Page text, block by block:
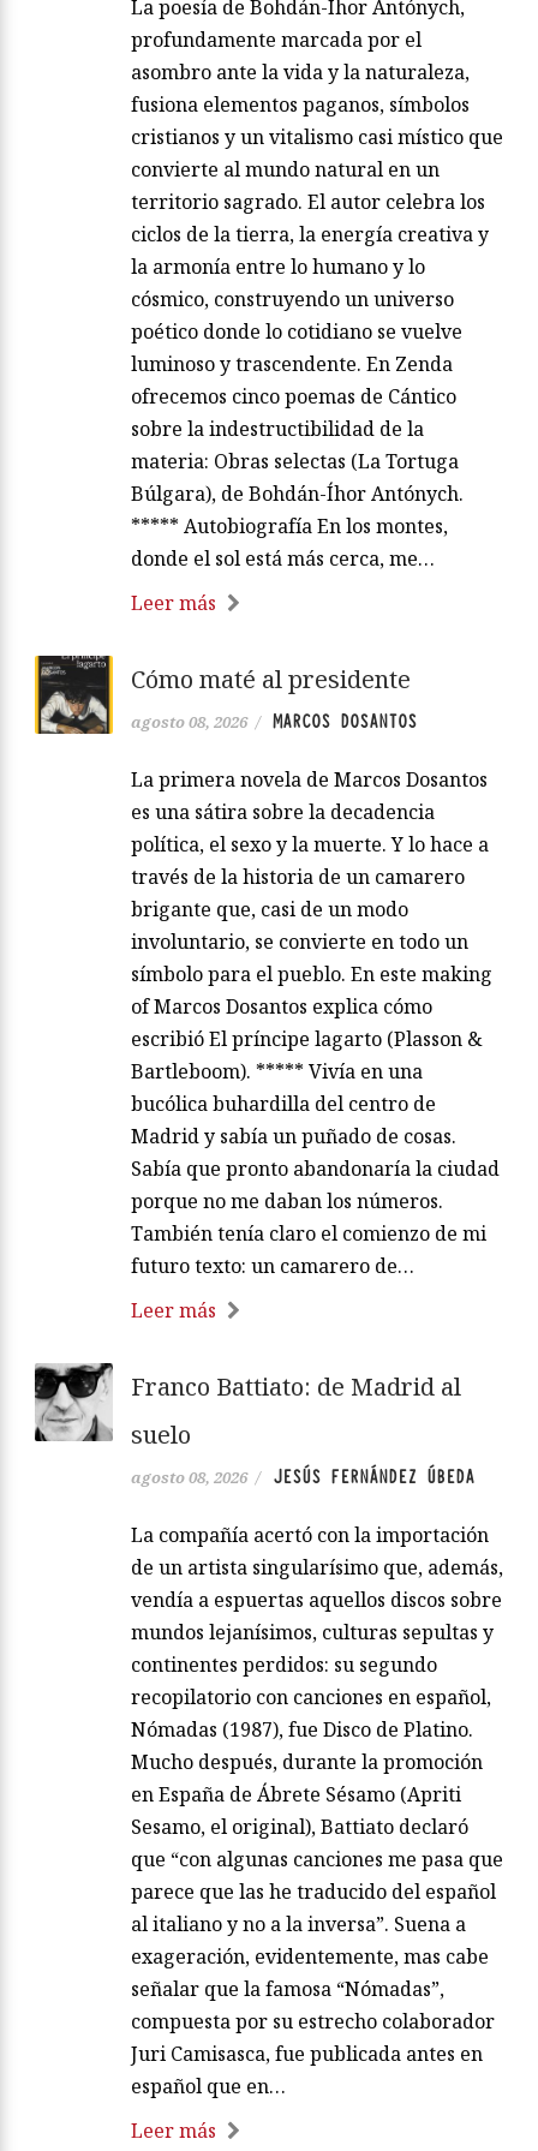
La poesía de Bohdán-Íhor Antónych,
profundamente marcada por el
asombro ante la vida y la naturaleza,
fusiona elementos paganos, símbolos
cristianos y un vitalismo casi místico que
convierte al mundo natural en un
territorio sagrado. El autor celebra los
ciclos de la tierra, la energía creativa y
la armonía entre lo humano y lo
cósmico, construyendo un universo
poético donde lo cotidiano se vuelve
luminoso y trascendente. En Zenda
ofrecemos cinco poemas de Cántico
sobre la indestructibilidad de la
materia: Obras selectas (La Tortuga
Búlgara), de Bohdán-Íhor Antónych.
***** Autobiografía En los montes,
donde el sol está más cerca, me…
Leer más
Cómo maté al presidente
agosto 08, 2026 / MARCOS DOSANTOS
La primera novela de Marcos Dosantos
es una sátira sobre la decadencia
política, el sexo y la muerte. Y lo hace a
través de la historia de un camarero
brigante que, casi de un modo
involuntario, se convierte en todo un
símbolo para el pueblo. En este making
of Marcos Dosantos explica cómo
escribió El príncipe lagarto (Plasson &
Bartleboom). ***** Vivía en una
bucólica buhardilla del centro de
Madrid y sabía un puñado de cosas.
Sabía que pronto abandonaría la ciudad
porque no me daban los números.
También tenía claro el comienzo de mi
futuro texto: un camarero de…
Leer más
Franco Battiato: de Madrid al
suelo
agosto 08, 2026 / JESÚS FERNÁNDEZ ÚBEDA
La compañía acertó con la importación
de un artista singularísimo que, además,
vendía a espuertas aquellos discos sobre
mundos lejanísimos, culturas sepultas y
continentes perdidos: su segundo
recopilatorio con canciones en español,
Nómadas (1987), fue Disco de Platino.
Mucho después, durante la promoción
en España de Ábrete Sésamo (Apriti
Sesamo, el original), Battiato declaró
que “con algunas canciones me pasa que
parece que las he traducido del español
al italiano y no a la inversa”. Suena a
exageración, evidentemente, mas cabe
señalar que la famosa “Nómadas”,
compuesta por su estrecho colaborador
Juri Camisasca, fue publicada antes en
español que en…
Leer más